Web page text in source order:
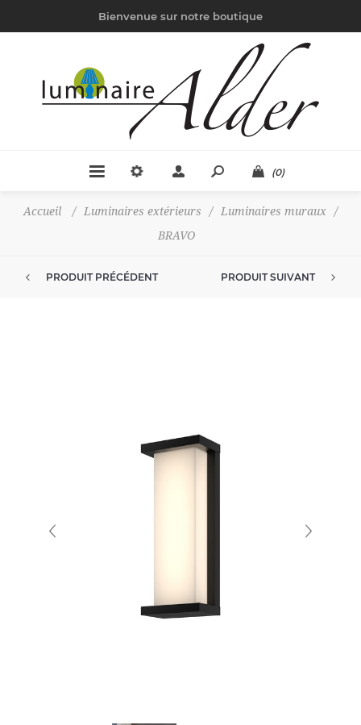
Bienvenue sur notre boutique
(0)
Accueil / Luminaires extérieurs / Luminaires muraux
/
BRAVO
PRODUIT PRÉCÉDENT PRODUIT SUIVANT